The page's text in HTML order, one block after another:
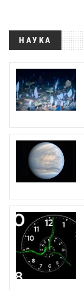
НАУКА